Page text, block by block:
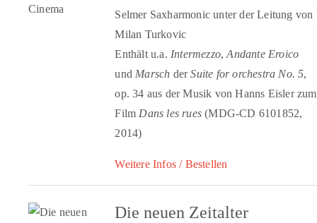
Selmer Saxharmonic unter der Leitung von
Milan Turkovic
Enthält u.a. Intermezzo,Andante Eroico
und Marsch derSuite for orchestra No. 5,
op. 34 aus der Musik von Hanns Eisler zum
Film Dans les rues (MDG-CD 6101852,
2014)
Weitere Infos / Bestellen
Die neuen Zeitalter